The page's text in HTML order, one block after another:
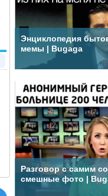
Энциклопедия
мемы | Bugaga
Разговор с самим
смешные фото |